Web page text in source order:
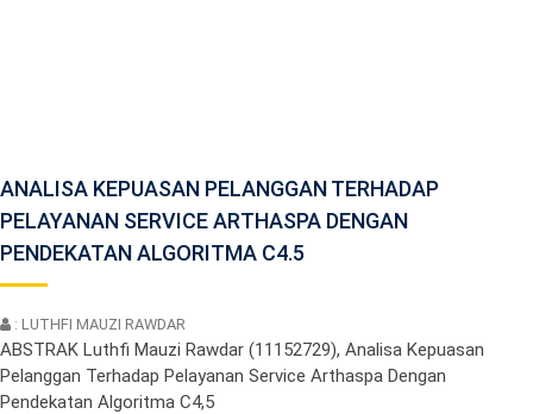
ANALISA KEPUASAN PELANGGAN TERHADAP
PELAYANAN SERVICE ARTHASPA DENGAN
PENDEKATAN ALGORITMA C4.5
: LUTHFI MAUZI RAWDAR
ABSTRAK Luthfi Mauzi Rawdar (11152729), Analisa Kepuasan
Pelanggan Terhadap Pelayanan Service Arthaspa Dengan
Pendekatan Algoritma C4,5